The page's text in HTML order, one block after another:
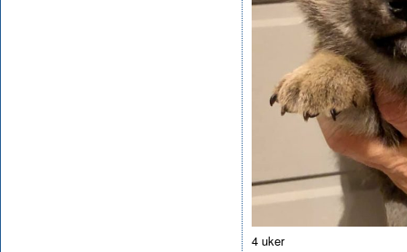
4 uker